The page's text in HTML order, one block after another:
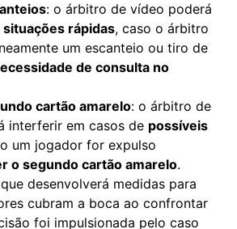
: o árbitro de vídeo poderá
situações rápidas, caso o árbitro
um escanteio ou tiro de
de consulta no
cartão amarelo: o árbitro de
interferir em casos de possíveis
um jogador for expulso
o segundo cartão amarelo.
desenvolverá medidas para
cubram a boca ao confrontar
foi impulsionada pelo caso